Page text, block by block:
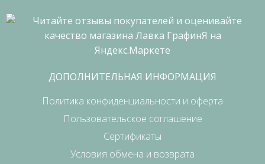
ДОПОЛНИТЕЛЬНАЯ ИНФОРМАЦИЯ
Политика конфиденциальности и оферта
Пользовательское соглашение
Сертификаты
Условия обмена и возврата